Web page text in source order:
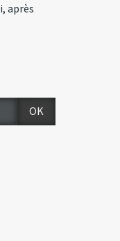
après